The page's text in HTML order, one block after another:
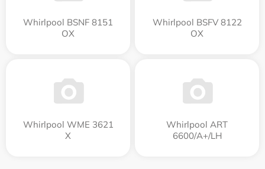
Whirlpool BSNF 8151
OX
Whirlpool BSFV 8122
OX
Whirlpool WME 3621
X
Whirlpool ART
6600/A+/LH